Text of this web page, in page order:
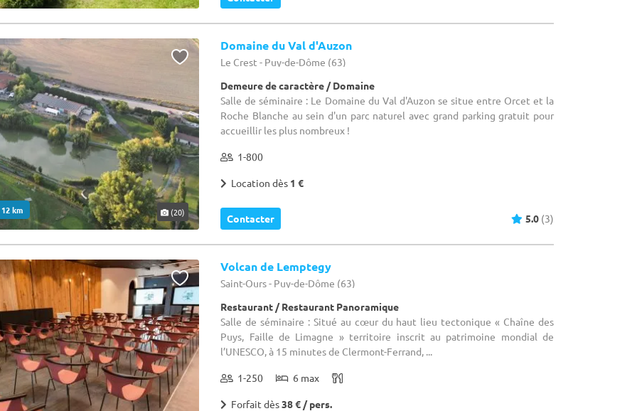
km (20)
Domaine du Val d'Auzon
Le Crest - Puy-de-Dôme (63)
Demeure de caractère / Domaine
Salle de séminaire : Le Domaine du Val d'Auzon se situe entre Orcet et la
Roche Blanche au sein d'un parc naturel avec grand parking gratuit pour
accueillir les plus nombreux !
1-800
Location dès 1 €
Contacter 5.0 (3)
Volcan de Lemptegy
Saint-Ours - Puy-de-Dôme (63)
Restaurant / Restaurant Panoramique
Salle de séminaire : Situé au cœur du haut lieu tectonique « Chaîne des
Puys, Faille de Limagne » territoire inscrit au patrimoine mondial de
l’UNESCO, à 15 minutes de Clermont-Ferrand, ...
1-250 6 max
Forfait dès38 € / pers.